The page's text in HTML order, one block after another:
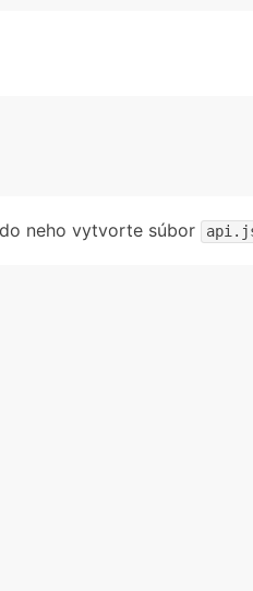
neho vytvorte súbor